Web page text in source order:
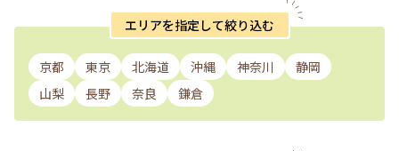
エリアを指定して絞り込む
京都 東京 北海道 沖縄 神奈川
静岡
山梨
長野 奈良 鎌倉